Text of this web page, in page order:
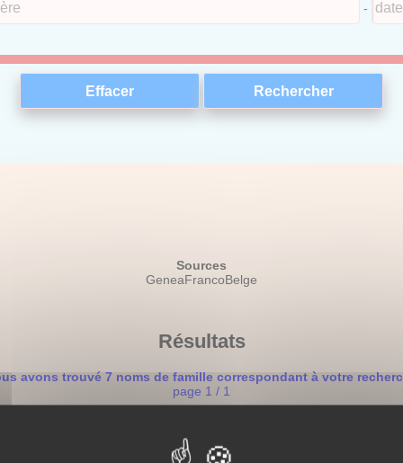
-
Sources
GeneaFrancoBelge
Résultats
avons trouvé 7 noms de famille correspondant à votre
page 1 / 1